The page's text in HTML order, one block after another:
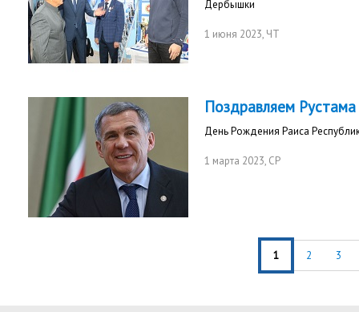
Дербышки
1 июня 2023, ЧТ
Поздравляем
День Рождения Раиса
1 марта 2023, СР
1 2 3